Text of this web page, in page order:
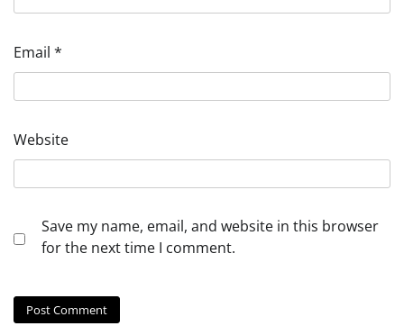
Email *
Website
Save my name, email, and website in this browser
for the next time I comment.